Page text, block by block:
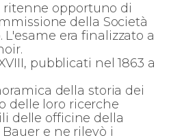
ritenne opportuno di
della Società
era finalizzato a
pubblicati nel 1863 a
della storia dei
delle loro ricerche
delle officine della
e ne rilevò i